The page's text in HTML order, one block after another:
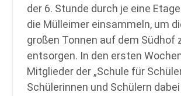
der 6. Stunde durch je eine
die Mülleimer einsammeln, um
großen Tonnen auf dem Südhof
entsorgen. In den ersten
Mitglieder der „Schule für
Schülerinnen und Schülern